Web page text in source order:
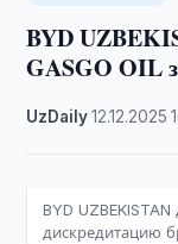
BYD
GASGO OIL
UzDaily·12.12.2025 ·
BYD
дискредитацию